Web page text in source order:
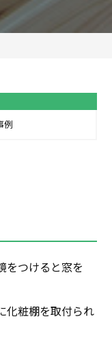
例
をつけると窓を
化粧棚を取付られ